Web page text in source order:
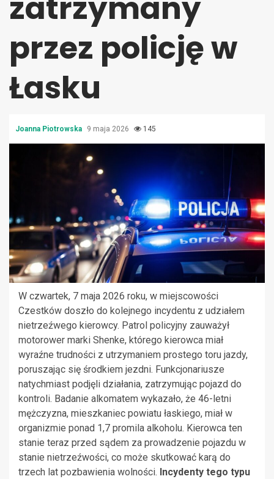
przez policję w
Łasku
Joanna Piotrowska 9 maja 2026 145
W czwartek, 7 maja 2026 roku, w miejscowości
Czestków doszło do kolejnego incydentu z udziałem
nietrzeźwego kierowcy. Patrol policyjny zauważył
motorower marki Shenke, którego kierowca miał
wyraźne trudności z utrzymaniem prostego toru jazdy,
poruszając się środkiem jezdni. Funkcjonariusze
natychmiast podjęli działania, zatrzymując pojazd do
kontroli. Badanie alkomatem wykazało, że 46-letni
mężczyzna, mieszkaniec powiatu łaskiego, miał w
organizmie ponad 1,7 promila alkoholu. Kierowca ten
stanie teraz przed sądem za prowadzenie pojazdu w
stanie nietrzeźwości, co może skutkować karą do
trzech lat pozbawienia wolności. Incydenty tego typu